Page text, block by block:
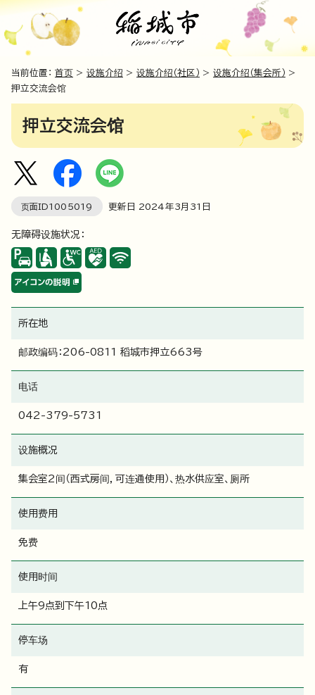
当前位置： 首页 > 设施介绍 > 设施介绍（社区） > 设施介绍（集会所） >
押立交流会馆
押立交流会馆
页面ID1005019 更新日 2024年3月 31 日
无障碍设施状况：
所在地
邮政编码：206-0811 稻城市押立663号
电话
042-379-5731
设施概况
集会室2间（西式房间，可连通使用）、热水供应室、厕所
使用费用
免费
使用时间
上午9点到下午10点
停车场
有